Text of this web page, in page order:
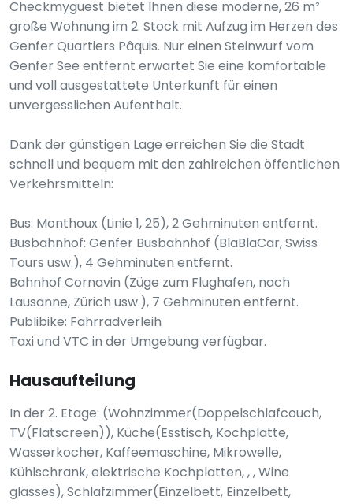
Checkmyguest bietet Ihnen diese moderne, 26 m²
große Wohnung im 2. Stock mit Aufzug im Herzen des
Genfer Quartiers Pâquis. Nur einen Steinwurf vom
Genfer See entfernt erwartet Sie eine komfortable
und voll ausgestattete Unterkunft für einen
unvergesslichen Aufenthalt.
Dank der günstigen Lage erreichen Sie die Stadt
schnell und bequem mit den zahlreichen öffentlichen
Verkehrsmitteln:
Bus: Monthoux (Linie 1, 25), 2 Gehminuten entfernt.
Busbahnhof: Genfer Busbahnhof (BlaBlaCar, Swiss
Tours usw.), 4 Gehminuten entfernt.
Bahnhof Cornavin (Züge zum Flughafen, nach
Lausanne, Zürich usw.), 7 Gehminuten entfernt.
Publibike: Fahrradverleih
Taxi und VTC in der Umgebung verfügbar.
Hausaufteilung
In der 2. Etage: (Wohnzimmer(Doppelschlafcouch,
TV(Flatscreen)), Küche(Esstisch, Kochplatte,
Wasserkocher, Kaffeemaschine, Mikrowelle,
Kühlschrank, elektrische Kochplatten, , , Wine
glasses), Schlafzimmer(Einzelbett, Einzelbett,